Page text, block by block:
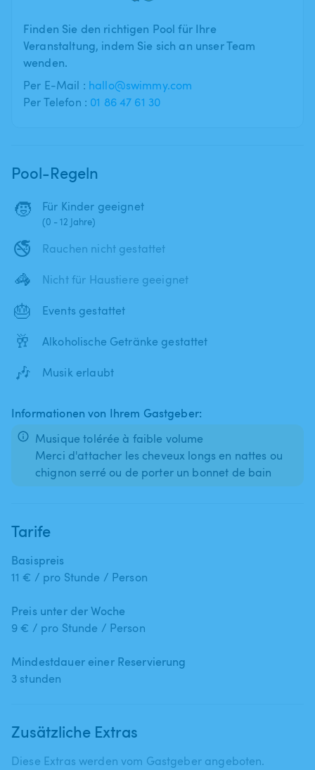
Finden Sie den richtigen Pool für Ihre
Veranstaltung, indem Sie sich an unser Team
wenden.
Per E-Mail : hallo@swimmy.com
Per Telefon : 01 86 47 61 30
Pool-Regeln
🧒 Für Kinder geeignet
(0 - 12 Jahre)
🚭 Rauchen nicht gestattet
🦓 Nicht für Haustiere geeignet
🎂 Events gestattet
🥂 Alkoholische Getränke gestattet
🎶 Musik erlaubt
Informationen von Ihrem Gastgeber:
Musique tolérée à faible volume
Merci d'attacher les cheveux longs en nattes ou
Tarife
Basispreis
11 € / pro Stunde / Person
Preis unter der Woche
9 € / pro Stunde / Person
Mindestdauer einer Reservierung
3 stunden
Zusätzliche Extras
Diese Extras werden vom Gastgeber angeboten.